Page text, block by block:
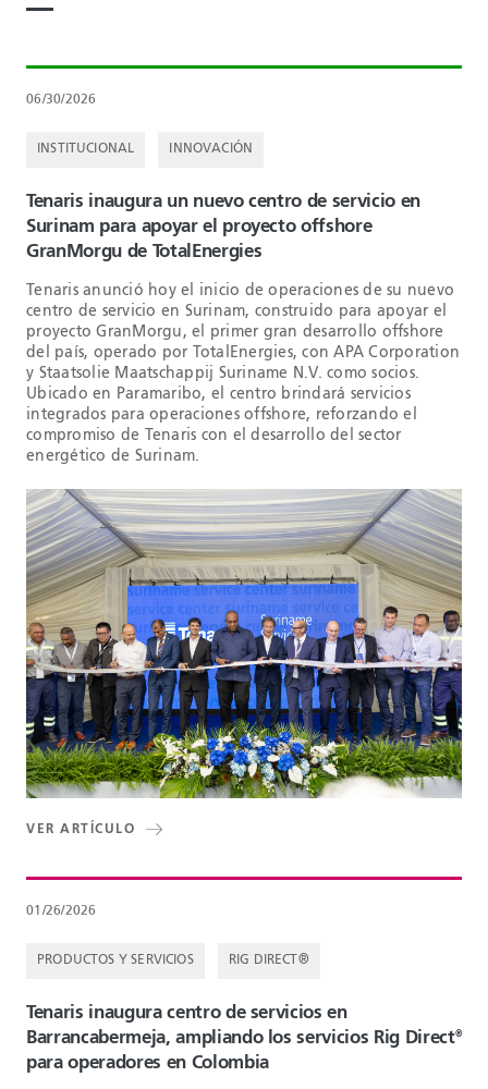
06/30/2026
INSTITUCIONAL INNOVACIÓN
Tenaris inaugura un nuevo centro de servicio en
Surinam para apoyar el proyecto offshore
GranMorgu de TotalEnergies
Tenaris anunció hoy el inicio de operaciones de su nuevo
centro de servicio en Surinam, construido para apoyar el
proyecto GranMorgu, el primer gran desarrollo offshore
del país, operado por TotalEnergies, con APA Corporation
y Staatsolie Maatschappij Suriname N.V. como socios.
Ubicado en Paramaribo, el centro brindará servicios
integrados para operaciones offshore, reforzando el
compromiso de Tenaris con el desarrollo del sector
energético de Surinam.
VER ARTÍCULO
01/26/2026
PRODUCTOS Y SERVICIOS RIG DIRECT®
Tenaris inaugura centro de servicios en
Barrancabermeja, ampliando los servicios Rig Direct®
para operadores en Colombia